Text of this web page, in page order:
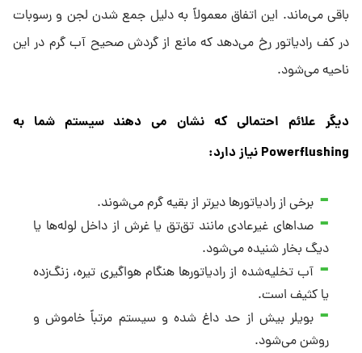
باقی می‌ماند. این اتفاق معمولاً به دلیل جمع شدن لجن و رسوبات
در کف رادیاتور رخ می‌دهد که مانع از گردش صحیح آب گرم در این
ناحیه می‌شود.
دیگر علائم احتمالی که نشان می ‌دهند سیستم شما به
Powerflushing نیاز دارد:
برخی از رادیاتورها دیرتر از بقیه گرم می‌شوند.
صداهای غیرعادی مانند تق‌تق یا غرش از داخل لوله‌ها یا
دیگ بخار شنیده می‌شود.
آب تخلیه‌شده از رادیاتورها هنگام هواگیری تیره، زنگ‌زده
یا کثیف است.
بویلر بیش از حد داغ شده و سیستم مرتباً خاموش و
روشن می‌شود.